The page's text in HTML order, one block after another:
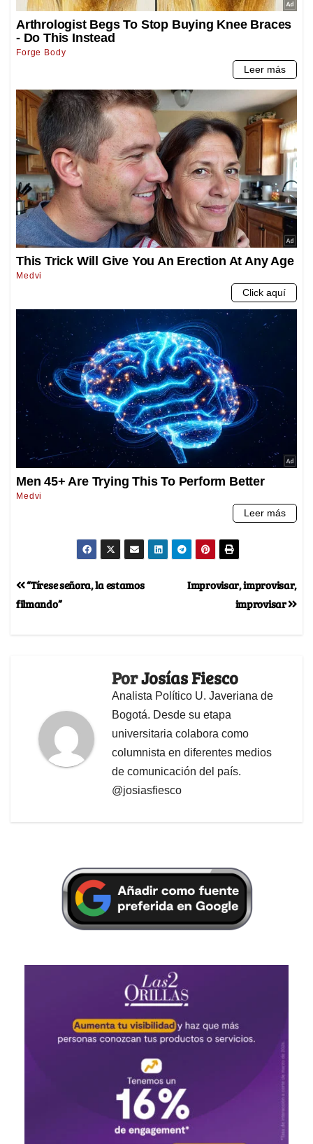
Improvisar, improvisar,
improvisar
“Tírese señora, la estamos
filmando”
PorJosías Fiesco
Analista Político U. Javeriana de
Bogotá. Desde su etapa
universitaria colabora como
columnista en diferentes medios
de comunicación del país.
@josiasfiesco